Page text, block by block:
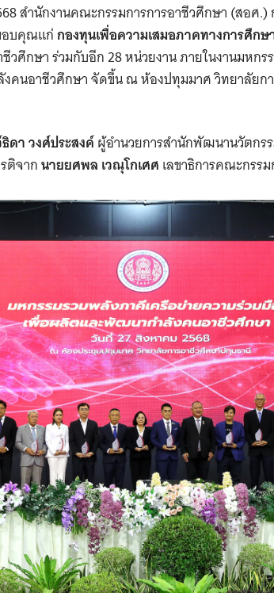
สำนักงานคณะกรรมการการอาชีวศึกษา (สอศ.)
อบคุณแก่กองทุนเพื่อความเสมอภาคทางการศึก
วศึกษา ร่วมกับอีก 28 หน่วยงาน ภายในงานมหก
คนอาชีวศึกษา จัดขึ้น ณ ห้องปทุมมาศ วิทยาลัยก
ดา วงศ์ประสงค์ผู้อำนวยการสำนักพัฒนานวัตกรร
ติจากนายยศพล เวณุโกเศศ เลขาธิการคณะกรร